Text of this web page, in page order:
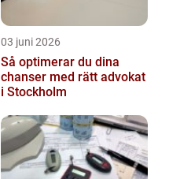
03 juni 2026
Så optimerar du dina
chanser med rätt advokat
i Stockholm